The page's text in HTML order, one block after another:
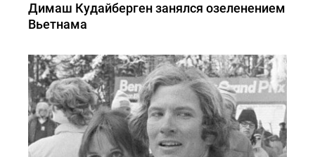
Димаш Кудайберген занялся озеленением
Вьетнама